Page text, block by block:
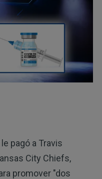
pagó a Travis
City Chiefs,
promover "dos